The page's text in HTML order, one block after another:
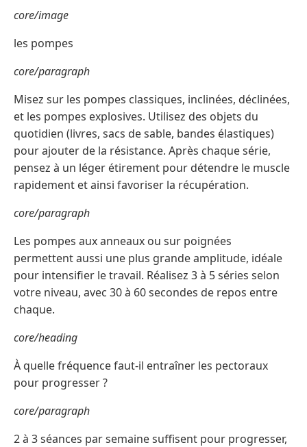
core/image
les pompes
core/paragraph
Misez sur les pompes classiques, inclinées, déclinées,
et les pompes explosives. Utilisez des objets du
quotidien (livres, sacs de sable, bandes élastiques)
pour ajouter de la résistance. Après chaque série,
pensez à un léger étirement pour détendre le muscle
rapidement et ainsi favoriser la récupération.
core/paragraph
Les pompes aux anneaux ou sur poignées
permettent aussi une plus grande amplitude, idéale
pour intensifier le travail. Réalisez 3 à 5 séries selon
votre niveau, avec 30 à 60 secondes de repos entre
chaque.
core/heading
À quelle fréquence faut-il entraîner les pectoraux
pour progresser ?
core/paragraph
2 à 3 séances par semaine suffisent pour progresser,